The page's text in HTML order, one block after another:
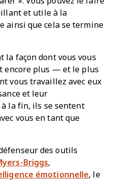
et utile à la
ainsi que cela se termine
la façon dont vous vous
encore plus — et le plus
vous travaillez avec eux
et leur
la fin, ils se sentent
vous en tant que
des outils
Briggs,
émotionnelle, le